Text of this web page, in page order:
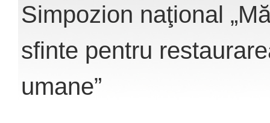
Simpozion naţional
sfinte pentru
umane”